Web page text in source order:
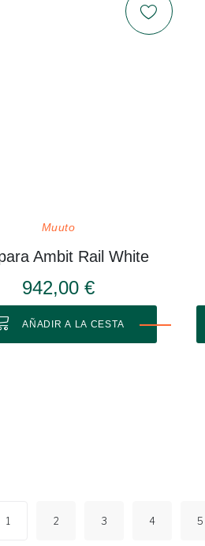
Muuto
Ambit Rail White
942,00 €
AÑADIR A LA CESTA
1 2 3 4 5